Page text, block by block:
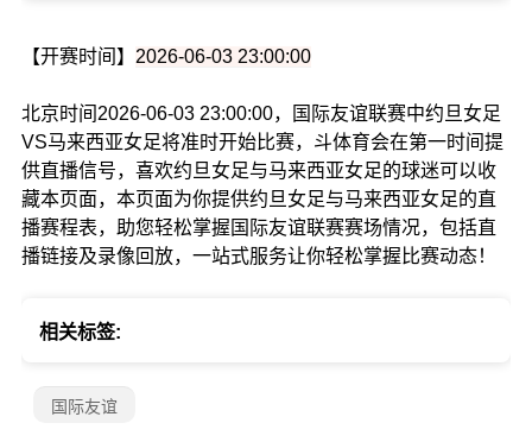
【开赛时间】 2026-06-03 23:00:00
北京时间2026-06-03 23:00:00，国际友谊联赛中约旦女足
VS马来西亚女足将准时开始比赛，斗体育会在第一时间提
供直播信号，喜欢约旦女足与马来西亚女足的球迷可以收
藏本页面，本页面为你提供约旦女足与马来西亚女足的直
播赛程表，助您轻松掌握国际友谊联赛赛场情况，包括直
播链接及录像回放，一站式服务让你轻松掌握比赛动态！
相关标签:
国际友谊